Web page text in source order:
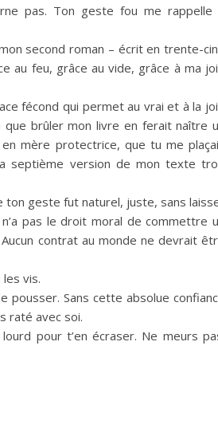
pas. Ton geste fou me rappelle
second roman – écrit en trente-
au feu, grâce au vide, grâce à ma
fécond qui permet au vrai et à la
brûler mon livre en ferait naître
mère protectrice, que tu me
septième version de mon texte
ton geste fut naturel, juste, sans
pas le droit moral de commettre
contrat au monde ne devrait
vis.
pousser. Sans cette absolue
raté avec soi.
pour t’en écraser. Ne meurs